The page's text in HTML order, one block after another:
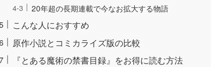
20年超の長期連載で今なお拡大する物語
こんな人におすすめ
原作小説とコミカライズ版の比較
『とある魔術の禁書目録』をお得に読む方法